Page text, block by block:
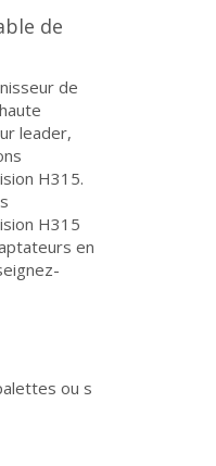
de
de
leader,
H315.
H315
en
ou s